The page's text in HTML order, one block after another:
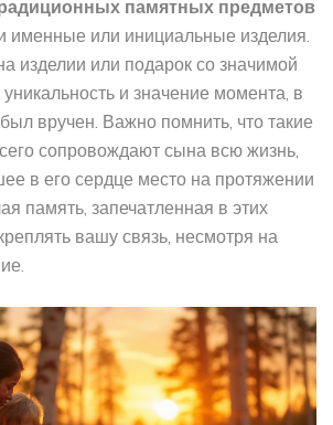
памятных предметов
именные или инициальные изделия.
изделии или подарок со значимой
и значение момента, в
вручен. Важно помнить, что такие
сопровождают сына всю жизнь,
в его сердце место на протяжении
память, запечатленная в этих
вашу связь, несмотря на